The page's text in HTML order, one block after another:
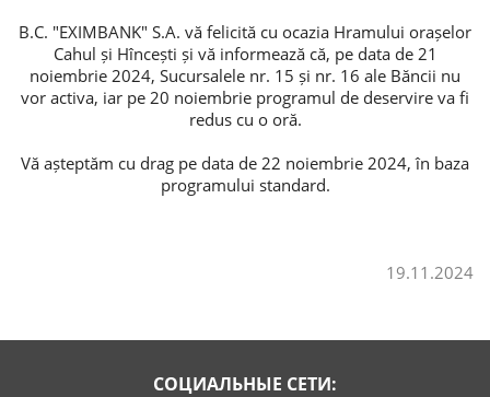
B.C. "EXIMBANK" S.A. vă felicită cu ocazia Hramului orașelor
Cahul și Hîncești și vă informează că, pe data de 21
noiembrie 2024, Sucursalele nr. 15 și nr. 16 ale Băncii nu
vor activa, iar pe 20 noiembrie programul de deservire va fi
redus cu o oră.
Vă așteptăm cu drag pe data de 22 noiembrie 2024, în baza
programului standard.
19.11.2024
СОЦИАЛЬНЫЕ СЕТИ: